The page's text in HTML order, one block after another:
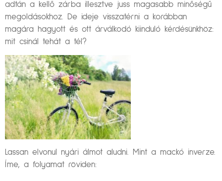
adtán a kellő zárba illesztve juss magasabb minőségű
megoldásokhoz. De ideje visszatérni a korábban
magára hagyott és ott árválkodó kiinduló kérdésünkhöz:
mit csinál tehát a tél?
Lassan elvonul nyári álmot aludni. Mint a mackó inverze.
Íme, a folyamat röviden: